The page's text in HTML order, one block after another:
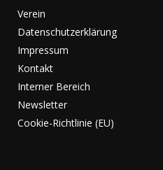
Verein
Datenschutzerklärung
Impressum
Kontakt
Interner Bereich
Newsletter
Cookie-Richtlinie (EU)